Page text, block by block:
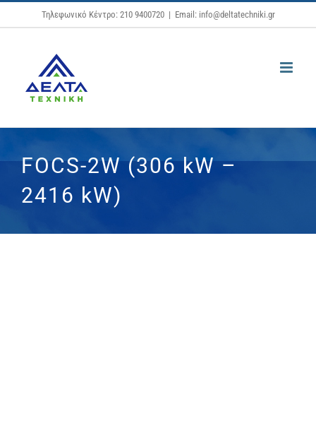
Μετάβαση
στο
Τηλεφωνικό Κέντρο: 210 9400720 | Email: info@deltatechniki.gr
FOCS-2W (306 kW –
2416 kW)